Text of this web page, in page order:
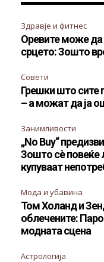
Здравје и фитнес
Оревите може да
срцето: Зошто
Совети
Грешки што сите
– а можат да ја
Занимливости
„No Buy“
Зошто сè повеќе
купуваат
Мода и убавина
Том Холанд и
облечените:
модната сцена
Астрологија